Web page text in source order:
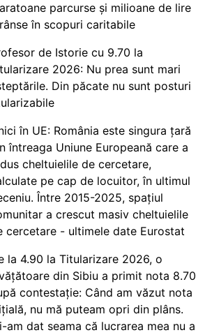
parcurse și milioane de lire
în scopuri caritabile
de Istorie cu 9.70 la
2026: Nu prea sunt mari
Din păcate nu sunt posturi
în UE: România este singura țară
întreaga Uniune Europeană care a
cheltuielile de cercetare,
pe cap de locuitor, în ultimul
Între 2015-2025, spațiul
a crescut masiv cheltuielile
cercetare - ultimele date Eurostat
la 4.90 la Titularizare 2026, o
din Sibiu a primit nota 8.70
contestație: Când am văzut nota
nu mă puteam opri din plâns.
am dat seama că lucrarea mea nu a